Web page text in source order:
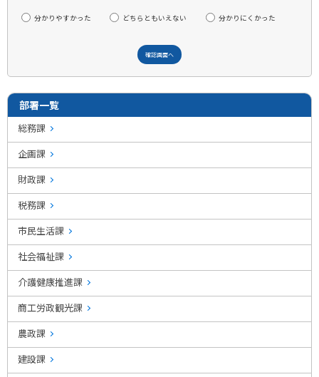
分かりやすかった どちらともいえない 分かりにくかった
部署一覧
総務課
企画課
財政課
税務課
市民生活課
社会福祉課
介護健康推進課
商工労政観光課
農政課
建設課